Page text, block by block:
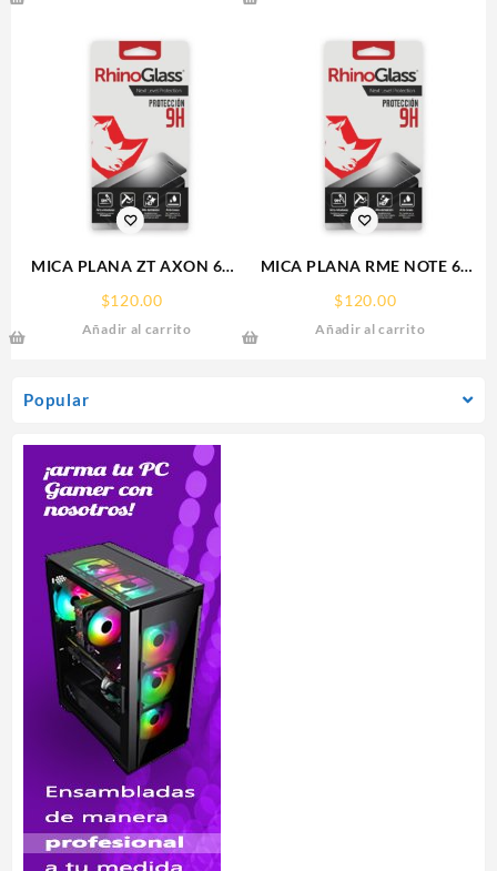
Popular
MICA PLANA ZT AXON 60
ZTE 9H RHINOGLASS
$120.00
Añadir al carrito
MICA PLANA RME NOTE 60
REALME 9H RHINOGLASS
$120.00
Añadir al carrito